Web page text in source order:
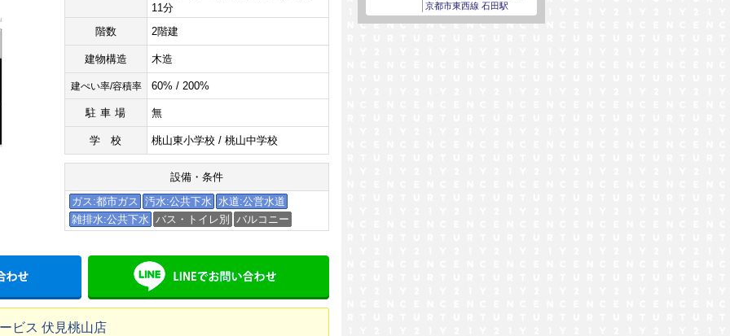
11分
階数
2階建
建物構造 木造
建ぺい率/容積率 60% / 200%
駐車場 無
学校 桃山東小学校 / 桃山中学校
設備・条件
ガス:都市ガス
汚水:公共下水 水道:公営水道
雑排水:公共下水 バス・トイレ別 バルコニー
メールでお問い合わせ
ビス 伏見桃山店
京都市東西線 石田駅